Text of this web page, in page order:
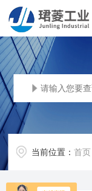
当前位置：首页